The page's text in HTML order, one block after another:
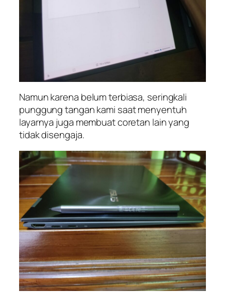
Namun karena belum terbiasa, seringkali
punggung tangan kami saat menyentuh
layarnya juga membuat coretan lain yang
tidak disengaja.